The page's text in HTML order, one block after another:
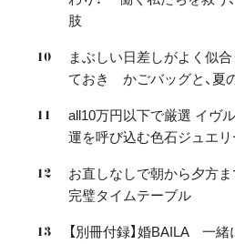
肢
まぶしい日差しがよく似
ておき かごバッグと、夏
all10万円以下で厳選 イヴ
運を呼び込む色石ジュエリ
お直しなしで朝から夕方
完璧タイムテーブル
【別冊付録】婚BAILA 一緒